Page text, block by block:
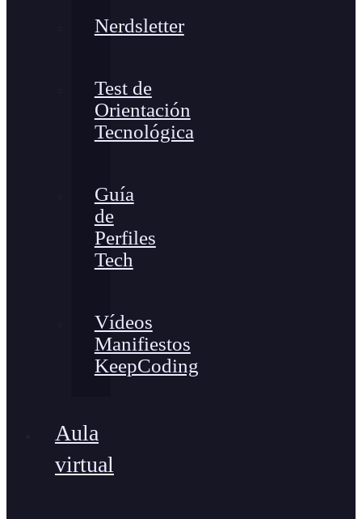
Nerdsletter
Test de
Orientación
Tecnológica
Guía
de
Perfiles
Tech
Vídeos
Manifiestos
KeepCoding
Aula
virtual